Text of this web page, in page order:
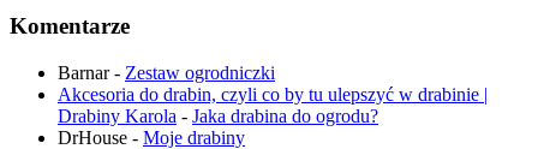
Komentarze
Barnar- Zestaw ogrodniczki
Akcesoria do drabin, czyli co by tu ulepszyć w drabinie |
Drabiny Karola - Jaka drabina do ogrodu​?
DrHouse - Moje drabiny